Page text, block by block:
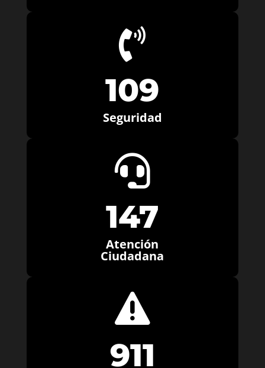

109
Seguridad

147
Atención
Ciudadana

911